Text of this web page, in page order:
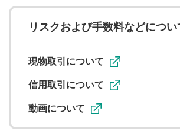
に関する著作者人格権を行使しないこと
用者が投稿したコメントは、当社サービ
ることがあります。
リスクおよび手数料などについ
現物取引について
信用取引について
動画について